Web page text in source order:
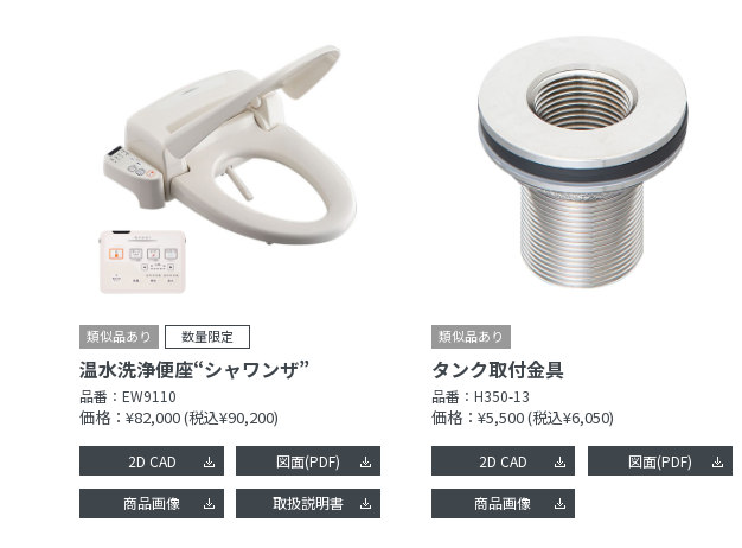
温水洗浄便座“シャワンザ”
品番：EW9110
価格：¥82,000(税込¥90,200)
2D CAD 図面(PDF)
商品画像 取扱説明書
タンク取付金具
品番： H350-13
価格：¥5,500(税込¥6,050)
2D CAD 図面(PDF)
商品画像